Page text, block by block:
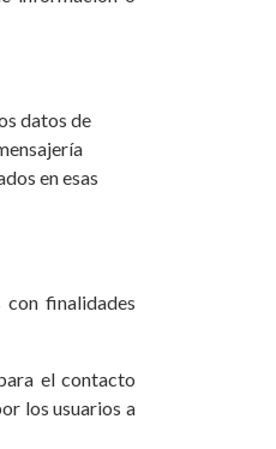
datos de
en esas
finalidades
el contacto
los usuarios a